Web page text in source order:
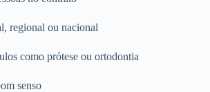
regional ou nacional
como prótese ou ortodontia
senso